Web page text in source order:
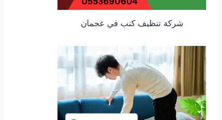
شركة تنظيف كنب في عجمان